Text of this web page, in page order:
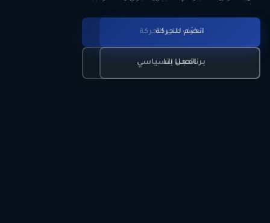
تعرّف على الحركة
برنامجنا السياسي
انضم للحركة
اتصل بنا